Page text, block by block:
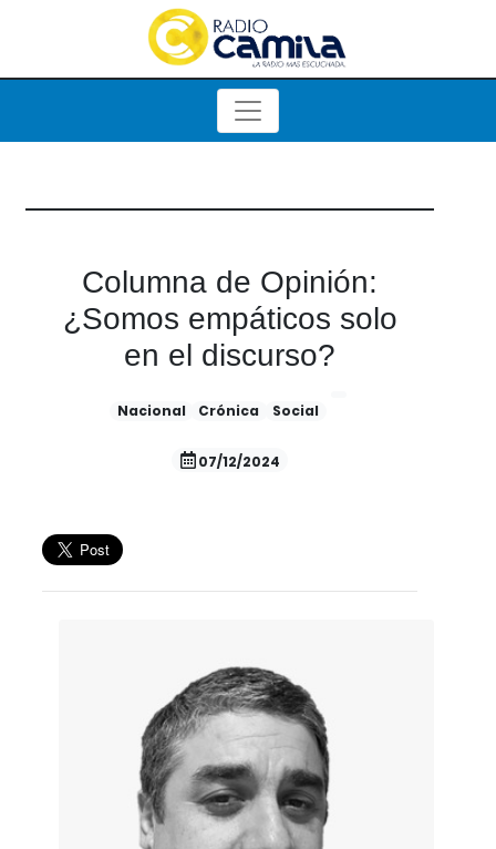
Columna de Opinión:
¿Somos empáticos solo
en el discurso?
Nacional Crónica Social
07/12/2024